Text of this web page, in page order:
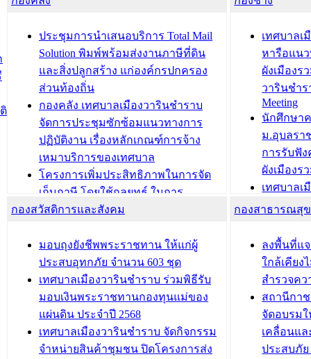
องคมนตรี
สำนักทะเบียนท้องถิ่นเทศบาลเมือง
วารินชำราบ ดำเนินการมอบทะเบียน
บ้าน ทร.14 และบัตรประจำตัว
ประชาชนบุคคลประเภท 8 แก่บุคคลที่
ได้รับการเพิ่มชื่อในทะเบียนบ้าน
(ท.ร.14) กรณีคนไม่มีสัญชาติไทยได้รับ
อนุญาตให้มีถิ่นที่อยู่
ประชุมคณะกรรมการประเมินผลการ
ควบคุมภายในของ สำนัก/กอง/
โรงเรียน/ศูนย์พัฒนาเด็กเล็ก/สถานธนา
ประชุมที
ชีวา สร้า
ขับเคลื่อน
“เมืองแห่
บทความ อื่นๆ ...
ประชุมการนำเสนอบริการ Total Mail
Solution พิมพ์พร้อมส่งงานภาษีที่ดิน
และสิ่งปลูกสร้าง แก่องค์กรปกครอง
ส่วนท้องถิ่น
กองคลัง เทศบาลเมืองวารินชำราบ
จัดการประชุมซักซ้อมแนวทางการ
ปฏิบัติงาน เรื่องหลักเกณฑ์การจ้าง
เหมาบริการของเทศบาล
โครงการเพิ่มประสิทธิภาพในการจัด
เก็บภาษี โดยใช้กลยุทธ์ ในการ
พัฒนาการจัดเก็บรายได้ ประจำปี พ.ศ.
เทศบาลเมืองวารินชำราบ ร่วมการ
ประชุมวิชาการระดับนานาชาติและ
นิทรรศการด้านนวัตกรรมท้องถิ่น 2568
และรับรางวัลทีมนักวิจัยดีเด่นจาก
นวัตกรรมโครงการทะเบียนภาษีป้าย
ประชุมผู้เช่าอาคารพาณิชย์ บริเวณ
ถนนเกษมสุขและถนนประทุมเทพภักดี
เทศบาลเ
หารือแน
ผังเมืองร
วารินชำร
Meeting
นักศึกษา
ม.อุบลรา
การรับฟั
ผังเมืองร
เทศบาลเ
โครงการ
เทศบาล
รับฟังคว
ผังเมือง
วารินชำ
เทศบาล
ซักซ้อมแ
ประโยช
กองสวัสดิการและสังคม
มอบถุงยังชีพพระราชทาน ให้แก่ผู้
ประสบอุทกภัย จำนวน 603 ชุด
เทศบาลเมืองวารินชำราบ ร่วมพิธีรับ
มอบเงินพระราชทานกองทุนแม่ของ
แผ่นดิน ประจำปี 2568
เทศบาลเมืองวารินชำราบ จัดกิจกรรม
จำหน่ายสินค้าชุมชน ปิดโครงการส่ง
กองสาธารณสุ
ลงพื้นที่แ
ใกล้เคียง
สำรวจค
สถานีกา
จัดอบรม
เคลื่อนแ
ประสบภั